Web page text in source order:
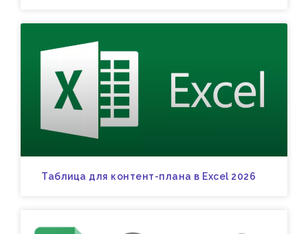
Таблица для контент-плана в Excel 2026